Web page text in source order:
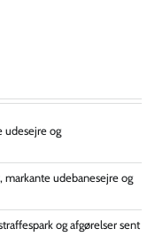
udesejre og
markante udebanesejre og
og afgørelser sent